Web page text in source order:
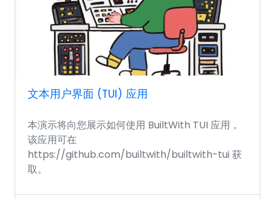
文本用户界面 (TUI) 应用
本演示将向您展示如何使用 BuiltWith TUI 应用，
该应用可在
https://github.com/builtwith/builtwith-tui 获
取。